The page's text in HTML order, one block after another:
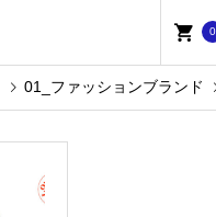
0
01_ファッションブランド